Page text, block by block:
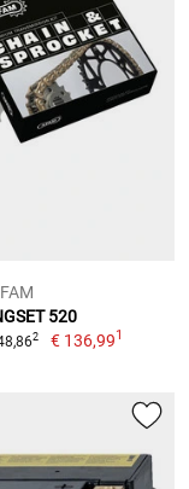
520
2 € 136,991